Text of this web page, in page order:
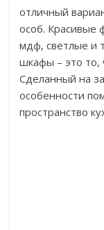
отличный
особ. Красивые
мдф, светлые и
шкафы – это то,
Сделанный на
особенности
пространство